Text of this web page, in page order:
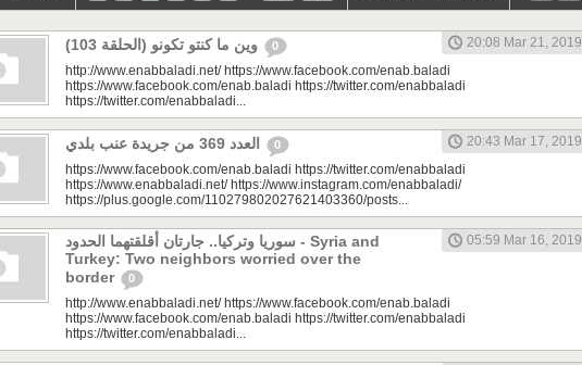
0
20:08 Mar 21, 2019
http://www.enabbaladi.net/ https://www.facebook.com/enab.baladi
https://www.facebook.com/enab.baladi https://twitter.com/enabbaladi
https://twitter.com/enabbaladi...
0
20:43 Mar 17, 2019
https://www.facebook.com/enab.baladi https://twitter.com/enabbaladi
https://www.enabbaladi.net/ https://www.instagram.com/enabbaladi/
https://plus.google.com/110279802027621403360/posts...
سوريا وتركيا.. جارتان أقلقتهما الحدود - Syria and
Turkey: Two neighbors worried over the
border
0
05:59 Mar 16, 2019
http://www.enabbaladi.net/ https://www.facebook.com/enab.baladi
https://www.facebook.com/enab.baladi https://twitter.com/enabbaladi
https://twitter.com/enabbaladi...